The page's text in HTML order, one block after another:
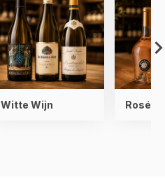
Witte Wijn Rosé